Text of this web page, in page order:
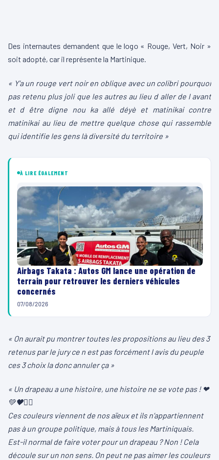
Des internautes demandent que le logo « Rouge, Vert, Noir »
soit adopté, car il représente la Martinique.
« Y’a un rouge vert noir en oblique avec un colibri pourquoi
pas retenu plus joli que les autres au lieu d aller de l avant
et d être digne nou ka allé déyè et matinikai contre
matinikai au lieu de mettre quelque chose qui rassemble
qui identifie les gens là diversité du territoire »
À LIRE ÉGALEMENT
Airbags Takata : Autos GM lance une opération de
terrain pour retrouver les derniers véhicules
concernés
07/08/2026
« On aurait pu montrer toutes les propositions au lieu des 3
retenus par le jury ce n est pas forcément l avis du peuple
ces 3 choix la donc annuler ça »
« Un drapeau a une histoire, une histoire ne se vote pas ! ❤
💚🖤✊🏽
Ces couleurs viennent de nos aïeux et ils n’appartiennent
pas à un groupe politique, mais à tous les Martiniquais.
Est-il normal de faire voter pour un drapeau ? Non ! Cela
découle sur un non sens. On peut ne pas aimer les couleurs